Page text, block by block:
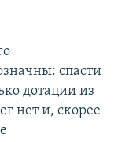
спасти
дотации из
нет и, скорее